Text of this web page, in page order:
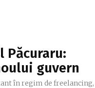
Păcuraru:
guvern
în regim de freelancing,